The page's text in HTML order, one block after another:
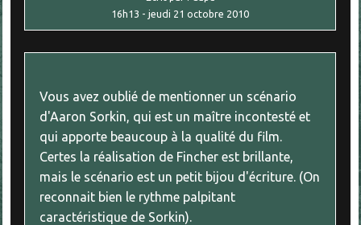
16h13 -jeudi 21 octobre 2010
Vous avez oublié de mentionner un scénario
d'Aaron Sorkin, qui est un maître incontesté et
qui apporte beaucoup à la qualité du film.
Certes la réalisation de Fincher est brillante,
mais le scénario est un petit bijou d'écriture. (On
reconnait bien le rythme palpitant
caractéristique de Sorkin).